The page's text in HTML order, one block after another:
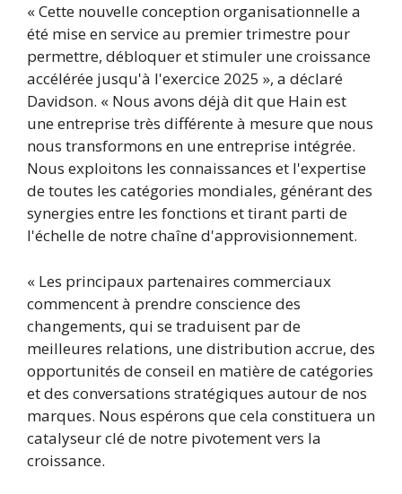
« Cette nouvelle conception organisationnelle a
été mise en service au premier trimestre pour
permettre, débloquer et stimuler une croissance
accélérée jusqu'à l'exercice 2025 », a déclaré
Davidson. « Nous avons déjà dit que Hain est
une entreprise très différente à mesure que nous
nous transformons en une entreprise intégrée.
Nous exploitons les connaissances et l'expertise
de toutes les catégories mondiales, générant des
synergies entre les fonctions et tirant parti de
l'échelle de notre chaîne d'approvisionnement.
« Les principaux partenaires commerciaux
commencent à prendre conscience des
changements, qui se traduisent par de
meilleures relations, une distribution accrue, des
opportunités de conseil en matière de catégories
et des conversations stratégiques autour de nos
marques. Nous espérons que cela constituera un
catalyseur clé de notre pivotement vers la
croissance.